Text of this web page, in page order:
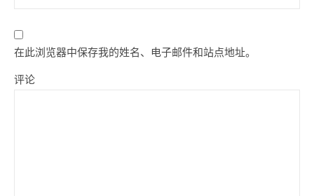
在此浏览器中保存我的姓名、电子邮件和站点地址。
评论